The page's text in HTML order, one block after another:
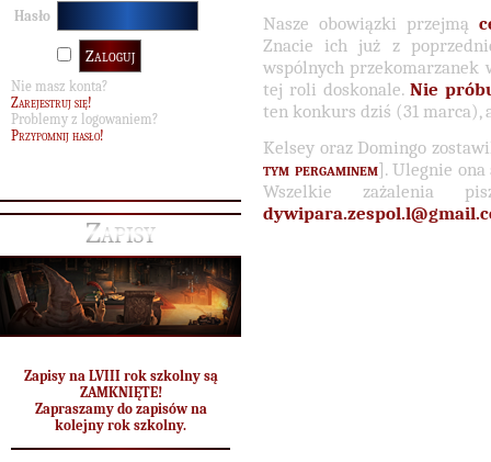
Hasło
Nie masz konta?
Zarejestruj się!
Problemy z logowaniem?
Przypomnij hasło!
Zapisy
Zapisy na LVIII rok szkolny są
ZAMKNIĘTE!
Zapraszamy do zapisów na
kolejny rok szkolny.
Nasze obowiązki przejmą
Znacie ich już z
wspólnych przekomarzanek
tej roli doskonale.Nie
ten konkurs dziś (31 marca),
Kelsey oraz Domingo
tym pergaminem]. Ulegnie
Wszelkie zażalenia